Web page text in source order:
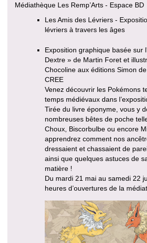
Médiathèque Les Remp’Arts - Espace BD
Les Amis des Lévriers -
lévriers à travers les âges
Exposition graphique basée sur
Dextre » de Martin Foret et
Chocoline aux éditions Simon
CREE
Venez découvrir les Pokémons
temps médiévaux dans
Tirée du livre éponyme, vous y
nombreuses bêtes de poche
Choux, Biscorbulbe ou encore
apprendrez comment nos
dressaient et chassaient de
ainsi que quelques astuces de
matière !
Du mardi 21 mai au samedi 22
heures d’ouvertures de la